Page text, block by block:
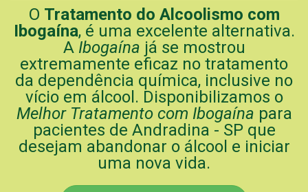
O Tratamento do Alcoolismo com
Ibogaína, é uma excelente alternativa.
A Ibogaína já se mostrou
extremamente eficaz no tratamento
da dependência química, inclusive no
vício em álcool. Disponibilizamos o
Melhor Tratamento com Ibogaína para
pacientes de Andradina - SP que
desejam abandonar o álcool e iniciar
uma nova vida.